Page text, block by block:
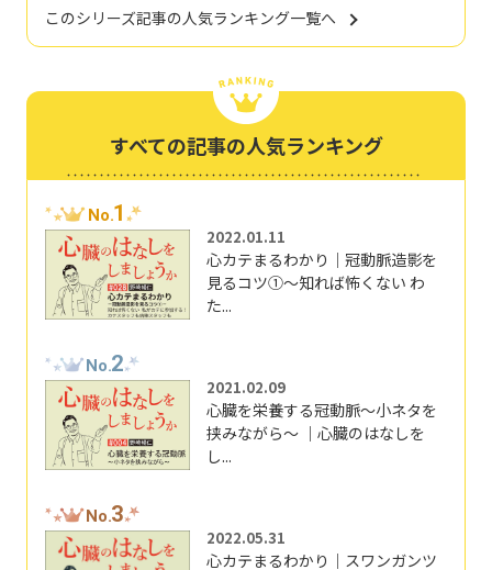
このシリーズ記事の人気ランキング一覧へ
すべての記事の人気ランキング
No.1
2022.01.11
心カテまるわかり｜冠動脈造影を
見るコツ①～知れば怖くない わ
た...
No.2
2021.02.09
心臓を栄養する冠動脈～小ネタを
挟みながら～ ｜心臓のはなしを
し...
No.3
2022.05.31
心カテまるわかり｜スワンガンツ